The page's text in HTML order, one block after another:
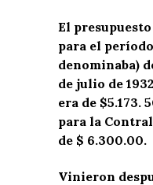
El
para el
denominaba)
de julio de
era de $5.173.
para la
de $ 6.300.00.
Vinieron